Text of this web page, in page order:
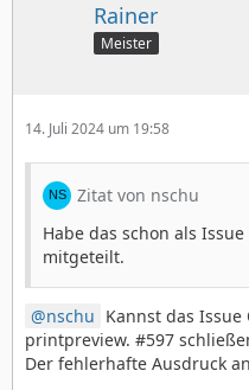
Rainer
Meister
14. Juli 2024 um 19:58
Zitat von nschu
Habe das schon als
mitgeteilt.
nschu Kannst das
printpreview. #597
Der fehlerhafte Ausdruck